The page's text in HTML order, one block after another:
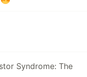
Syndrome: The